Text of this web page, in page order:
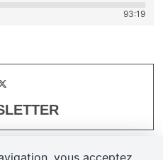
93:19
vous acceptez